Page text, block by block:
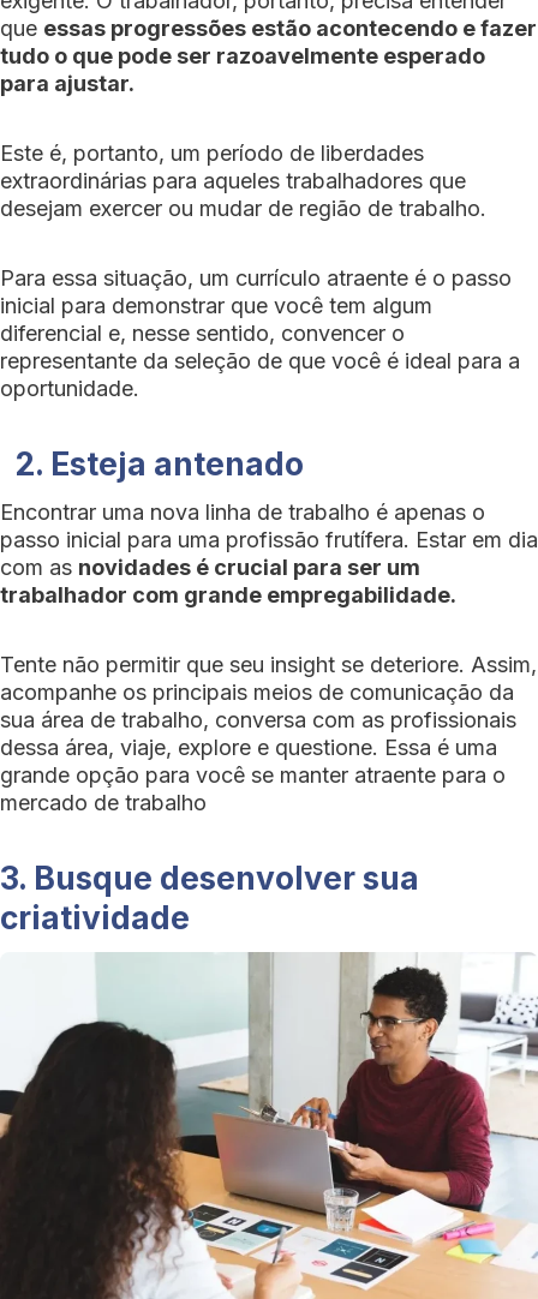
que essas progressões estão acontecendo e fazer
tudo o que pode ser razoavelmente esperado
para ajustar.
Este é, portanto, um período de liberdades
extraordinárias para aqueles trabalhadores que
desejam exercer ou mudar de região de trabalho.
Para essa situação, um currículo atraente é o passo
inicial para demonstrar que você tem algum
diferencial e, nesse sentido, convencer o
representante da seleção de que você é ideal para a
oportunidade.
2. Esteja antenado
Encontrar uma nova linha de trabalho é apenas o
passo inicial para uma profissão frutífera. Estar em dia
com as novidades é crucial para ser um
trabalhador com grande empregabilidade.
Tente não permitir que seu insight se deteriore. Assim,
acompanhe os principais meios de comunicação da
sua área de trabalho, conversa com as profissionais
dessa área, viaje, explore e questione. Essa é uma
grande opção para você se manter atraente para o
mercado de trabalho
3. Busque desenvolver sua
criatividade